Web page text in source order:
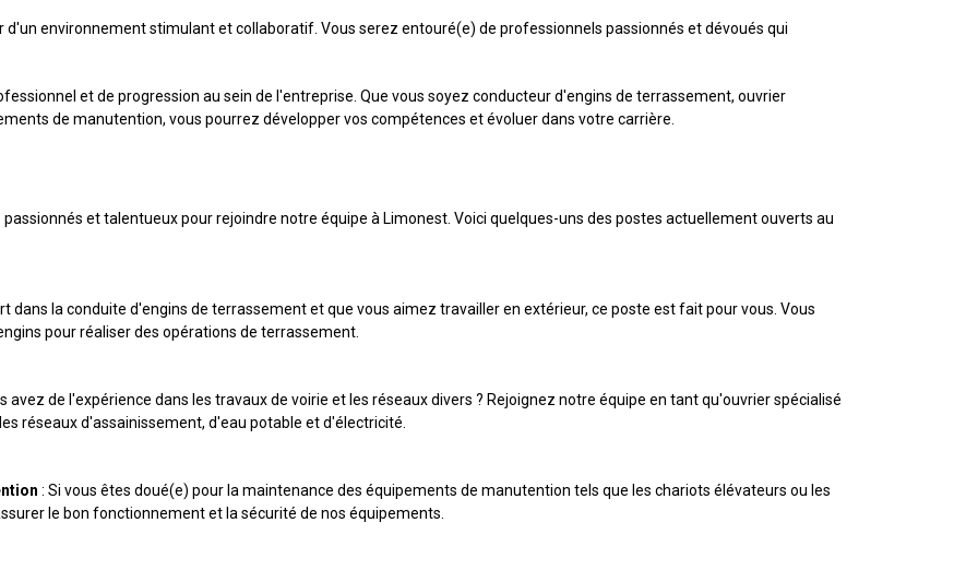
environnement stimulant et collaboratif. Vous serez entouré(e) de professionnels passionnés et dévoués qui
et de progression au sein de l'entreprise. Que vous soyez conducteur d'engins de terrassement, ouvrier
de manutention, vous pourrez développer vos compétences et évoluer dans votre carrière.
et talentueux pour rejoindre notre équipe à Limonest. Voici quelques-uns des postes actuellement ouverts au
dans la conduite d'engins de terrassement et que vous aimez travailler en extérieur, ce poste est fait pour vous. Vous
pour réaliser des opérations de terrassement.
avez de l'expérience dans les travaux de voirie et les réseaux divers ? Rejoignez notre équipe en tant qu'ouvrier spécialisé
réseaux d'assainissement, d'eau potable et d'électricité.
: Si vous êtes doué(e) pour la maintenance des équipements de manutention tels que les chariots élévateurs ou les
le bon fonctionnement et la sécurité de nos équipements.